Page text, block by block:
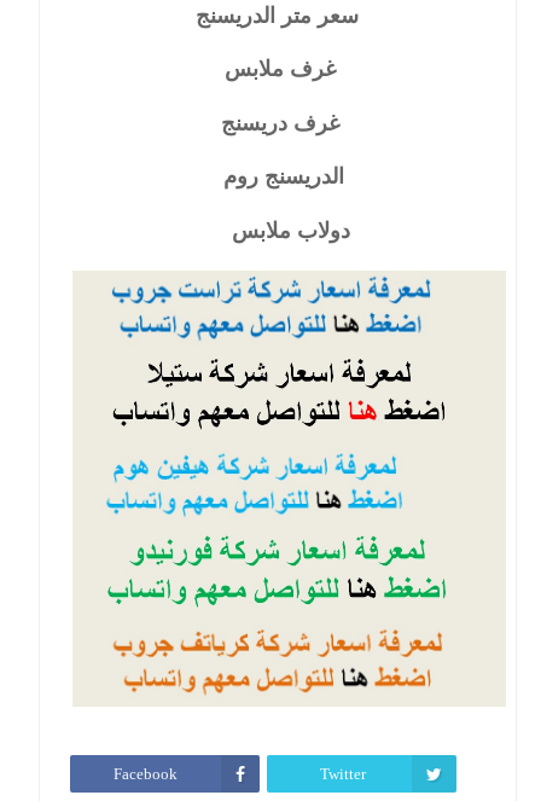
سعر متر الدريسنج
غرف ملابس
غرف دريسنج
الدريسنج روم
دولاب ملابس
Twitter
Facebook